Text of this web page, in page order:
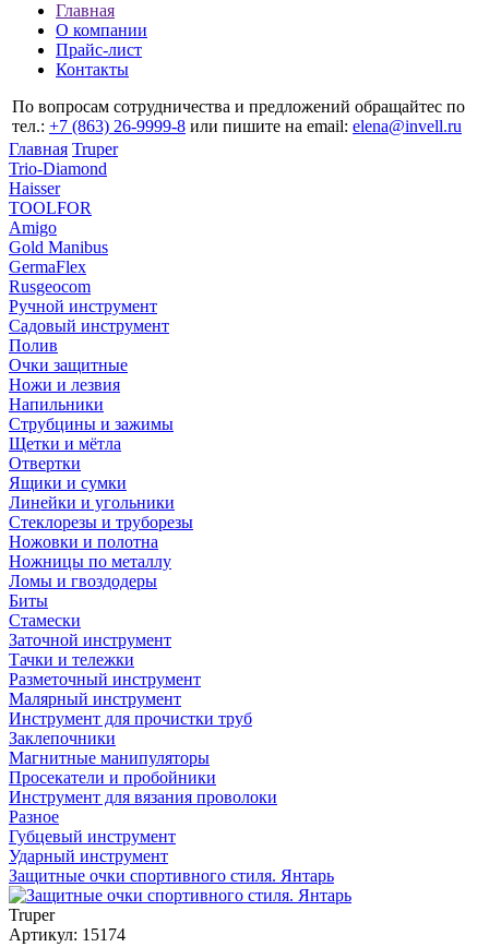
Главная
О компании
Прайс-лист
Контакты
По вопросам сотрудничества и предложений обращайтес по
тел.: +7 (863) 26‐9999‐8 или пишите на email: elena@invell.ru
Главная Truper
Trio-Diamond
Haisser
TOOLFOR
Amigo
Gold Manibus
GermaFlex
Rusgeocom
Ручной инструмент
Садовый инструмент
Полив
Очки защитные
Ножи и лезвия
Напильники
Струбцины и зажимы
Щетки и мётла
Отвертки
Ящики и сумки
Линейки и угольники
Стеклорезы и труборезы
Ножовки и полотна
Ножницы по металлу
Ломы и гвоздодеры
Биты
Стамески
Заточной инструмент
Тачки и тележки
Разметочный инструмент
Малярный инструмент
Инструмент для прочистки труб
Заклепочники
Магнитные манипуляторы
Просекатели и пробойники
Инструмент для вязания проволоки
Разное
Губцевый инструмент
Ударный инструмент
Защитные очки спортивного стиля. Янтарь
Truper
Артикул: 15174